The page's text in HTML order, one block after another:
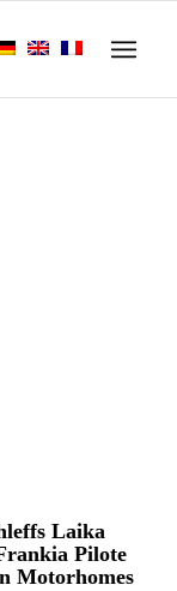
Laika
Pilote
Motorhomes